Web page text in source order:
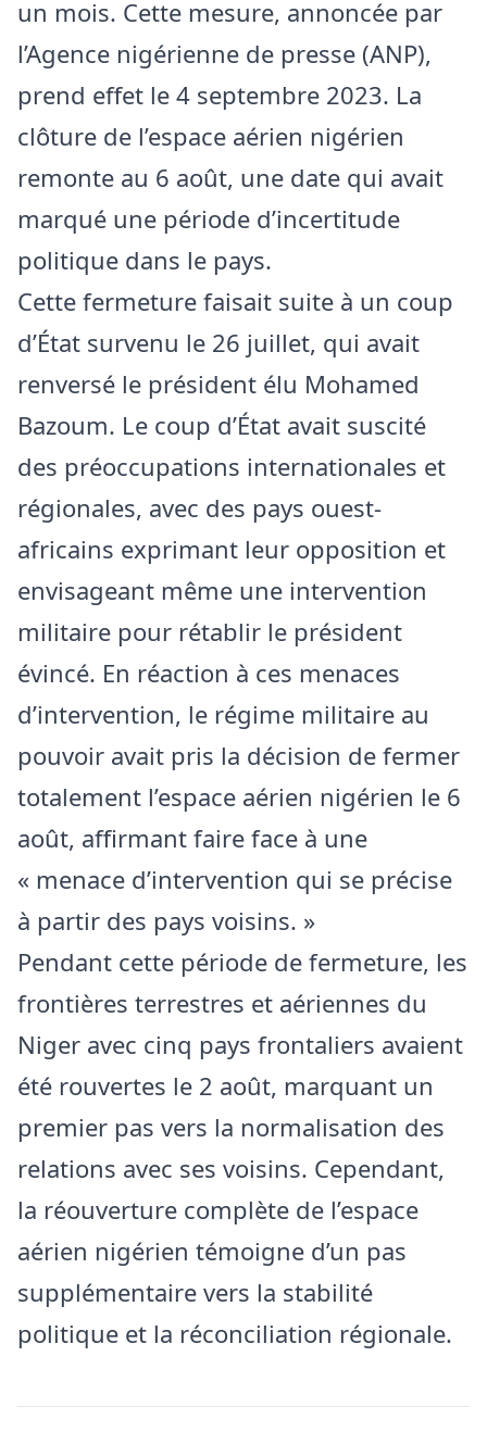
un mois. Cette mesure, annoncée par
l’Agence nigérienne de presse (ANP),
prend effet le 4 septembre 2023. La
clôture de l’espace aérien nigérien
remonte au 6 août, une date qui avait
marqué une période d’incertitude
politique dans le pays.
Cette fermeture faisait suite à un coup
d’État survenu le 26 juillet, qui avait
renversé le président élu Mohamed
Bazoum. Le coup d’État avait suscité
des préoccupations internationales et
régionales, avec des pays ouest-
africains exprimant leur opposition et
envisageant même une intervention
militaire pour rétablir le président
évincé. En réaction à ces menaces
d’intervention, le régime militaire au
pouvoir avait pris la décision de fermer
totalement l’espace aérien nigérien le 6
août, affirmant faire face à une
« menace d’intervention qui se précise
à partir des pays voisins. »
Pendant cette période de fermeture, les
frontières terrestres et aériennes du
Niger avec cinq pays frontaliers avaient
été rouvertes le 2 août, marquant un
premier pas vers la normalisation des
relations avec ses voisins. Cependant,
la réouverture complète de l’espace
aérien nigérien témoigne d’un pas
supplémentaire vers la stabilité
politique et la réconciliation régionale.